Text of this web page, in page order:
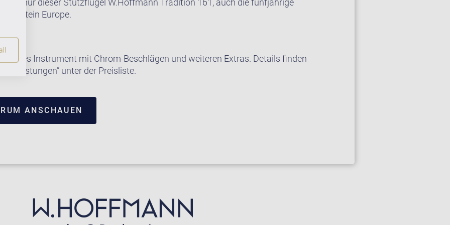
nur dieser Stutzflügel W.Hoffmann Tradition 161, auch die fünfjährige
Europe.
dieses Instrument mit Chrom-Beschlägen und weiteren Extras. Details finden
unter der Preisliste.
ANSCHAUEN